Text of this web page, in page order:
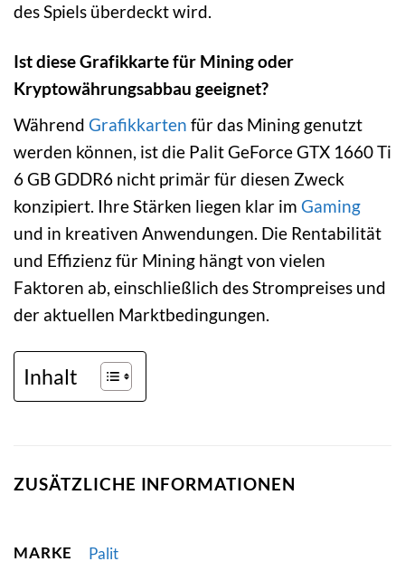
des Spiels überdeckt wird.
Ist diese Grafikkarte für Mining oder
Kryptowährungsabbau geeignet?
Während Grafikkarten für das Mining genutzt
werden können, ist die Palit GeForce GTX 1660 Ti
6 GB GDDR6 nicht primär für diesen Zweck
konzipiert. Ihre Stärken liegen klar im Gaming
und in kreativen Anwendungen. Die Rentabilität
und Effizienz für Mining hängt von vielen
Faktoren ab, einschließlich des Strompreises und
der aktuellen Marktbedingungen.
Inhalt
ZUSÄTZLICHE INFORMATIONEN
MARKE Palit